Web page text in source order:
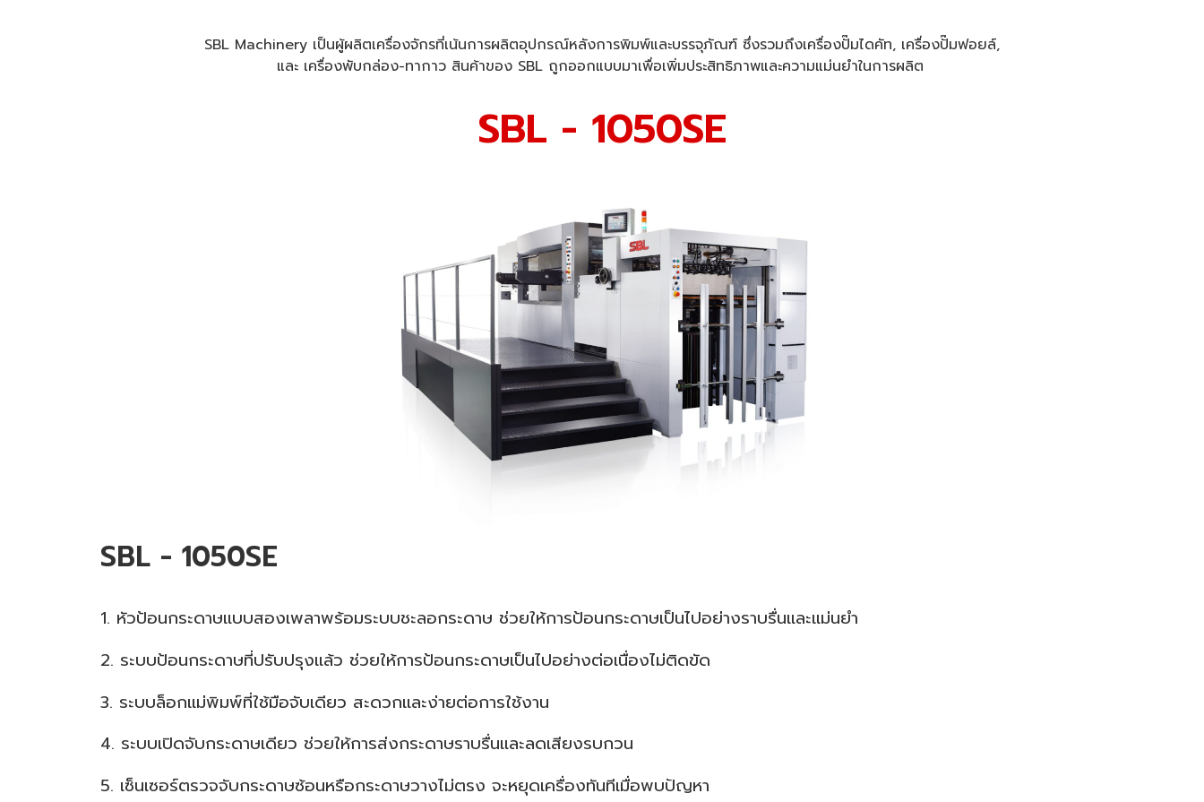
SBL Machinery เป็นผู้ผลิตเครื่องจักรที่เน้นการผลิตอุปกรณ์หลังการพิมพ์และบรรจุภัณฑ์ ซึ่งรวมถึงเครื่องปั๊มไดคัท, เครื่องปั๊มฟอยล์,
และ เครื่องพับกล่อง-ทากาว สินค้าของ SBL ถูกออกแบบมาเพื่อเพิ่มประสิทธิภาพและความแม่นยำในการผลิต
SBL - 1050SE
SBL - 1050SE
1. หัวป้อนกระดาษแบบสองเพลาพร้อมระบบชะลอกระดาษ ช่วยให้การป้อนกระดาษเป็นไปอย่างราบรื่นและแม่นยำ
2. ระบบป้อนกระดาษที่ปรับปรุงแล้ว ช่วยให้การป้อนกระดาษเป็นไปอย่างต่อเนื่องไม่ติดขัด
3. ระบบล็อกแม่พิมพ์ที่ใช้มือจับเดียว สะดวกและง่ายต่อการใช้งาน
4. ระบบเปิดจับกระดาษเดียว ช่วยให้การส่งกระดาษราบรื่นและลดเสียงรบกวน
5. เซ็นเซอร์ตรวจจับกระดาษซ้อนหรือกระดาษวางไม่ตรง จะหยุดเครื่องทันทีเมื่อพบปัญหา